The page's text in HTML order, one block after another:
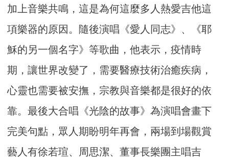
加上音樂共鳴，這是為何這麼多人熱愛吉他這
項樂器的原因。隨後演唱《愛人同志》、《耶
穌的另一個名字》等歌曲，他表示，疫情時
期，讓世界改變了，需要醫療技術治癒疾病，
心靈也需要被安撫，宗教與音樂都是很好的依
靠。最後大合唱《光陰的故事》為演唱會畫下
完美句點，眾人期盼明年再會，兩場到場觀賞
藝人有徐若瑄、周思潔、董事長樂團主唱吉